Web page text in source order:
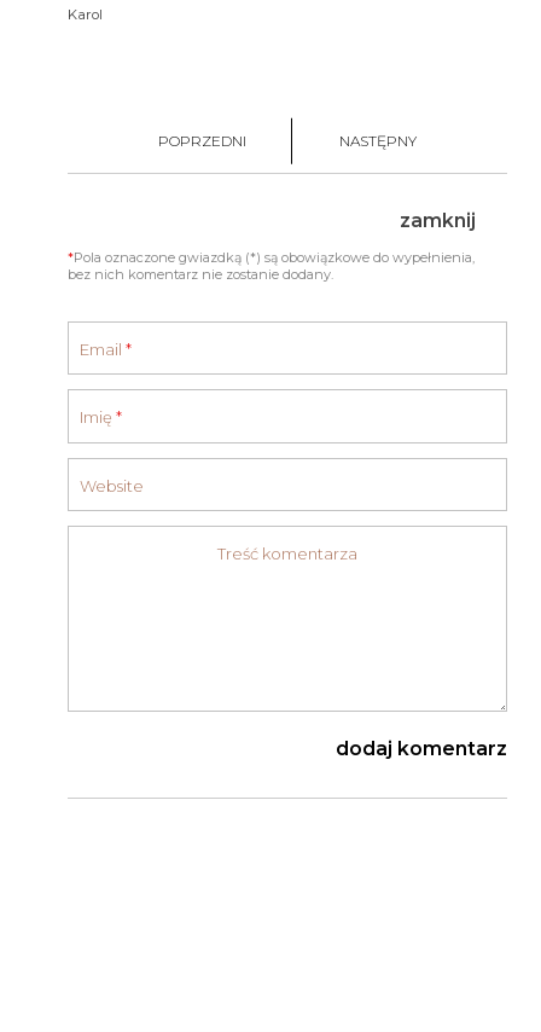
Karol
POPRZEDNI NASTĘPNY
*Pola oznaczone gwiazdką (*) są obowiązkowe do wypełnienia,
bez nich komentarz nie zostanie dodany.
zamknij
Email *
Imię *
Website
Treść komentarza